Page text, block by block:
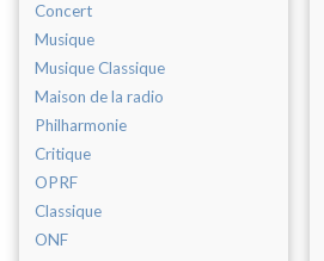
Concert
Musique
Musique Classique
Maison de la radio
Philharmonie
Critique
OPRF
Classique
ONF